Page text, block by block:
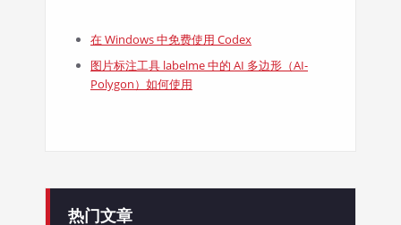
在 Windows 中免费使用 Codex
图片标注工具 labelme 中的 AI 多边形（AI-
Polygon）如何使用
热门文章